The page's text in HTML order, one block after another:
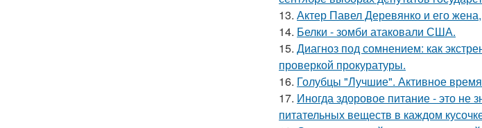
13. Актер Павел Деревянко и его
14. Белки - зомби атаковали США.
15. Диагноз под сомнением: как
проверкой прокуратуры.
16. Голубцы "Лучшие". Активное
17. Иногда здоровое питание - это не
питательных веществ в каждом